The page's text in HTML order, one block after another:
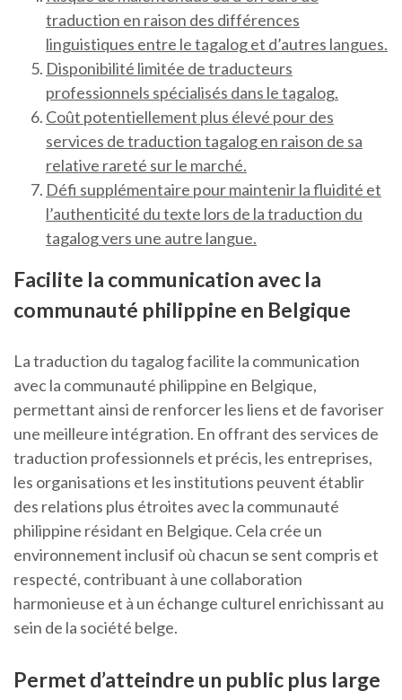
traduction en raison des différences
linguistiques entre le tagalog et d’autres langues.
Disponibilité limitée de traducteurs
professionnels spécialisés dans le tagalog.
Coût potentiellement plus élevé pour des
services de traduction tagalog en raison de sa
relative rareté sur le marché.
Défi supplémentaire pour maintenir la fluidité et
l’authenticité du texte lors de la traduction du
tagalog vers une autre langue.
Facilite la communication avec la
communauté philippine en Belgique
La traduction du tagalog facilite la communication
avec la communauté philippine en Belgique,
permettant ainsi de renforcer les liens et de favoriser
une meilleure intégration. En offrant des services de
traduction professionnels et précis, les entreprises,
les organisations et les institutions peuvent établir
des relations plus étroites avec la communauté
philippine résidant en Belgique. Cela crée un
environnement inclusif où chacun se sent compris et
respecté, contribuant à une collaboration
harmonieuse et à un échange culturel enrichissant au
sein de la société belge.
Permet d’atteindre un public plus large